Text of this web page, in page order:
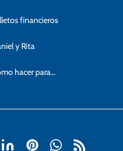
financieros
y Rita
hacer para…